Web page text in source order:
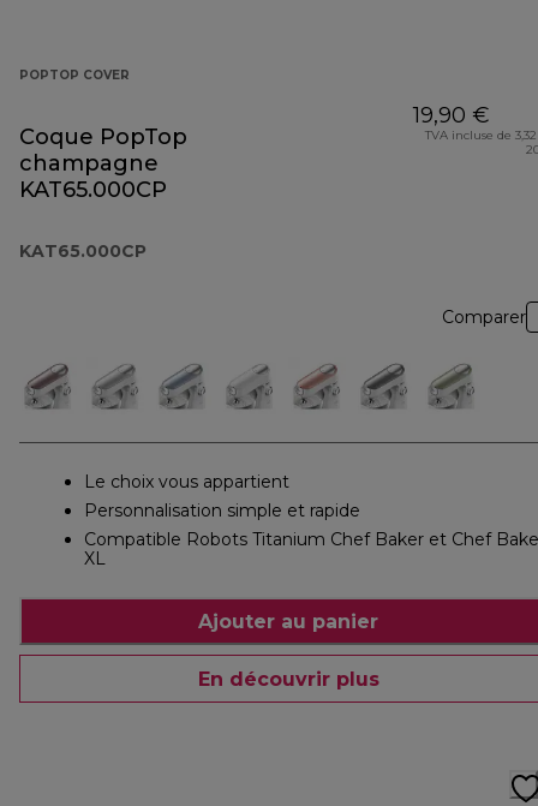
POPTOP COVER
Coque PopTop
champagne
KAT65.000CP
KAT65.000CP
19,90 €
TVA incluse de
Comparer
Le choix vous appartient
Personnalisation simple et rapide
Compatible Robots Titanium Chef Baker et Chef
XL
Ajouter au panier
En découvrir plus